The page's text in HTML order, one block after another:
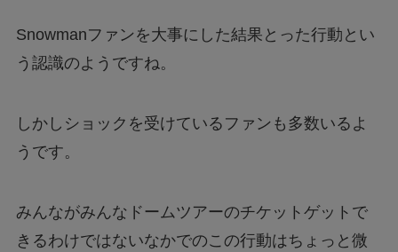
Snowmanファンを大事にした結果とった行動とい
う認識のようですね。
しかしショックを受けているファンも多数いるよ
うです。
みんながみんなドームツアーのチケットゲットで
きるわけではないなかでのこの行動はちょっと微